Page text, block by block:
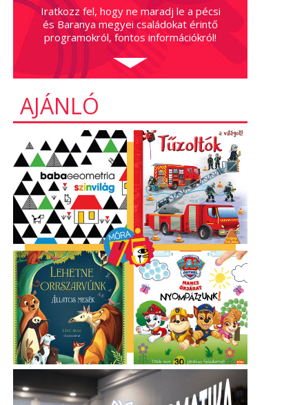
Iratkozz fel, hogy ne maradj le a pécsi
és Baranya megyei családokat érintő
programokról, fontos információkról!
AJÁNLÓ